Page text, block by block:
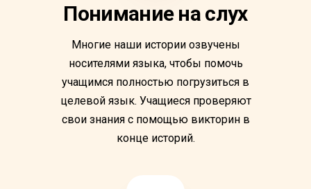
Понимание на слух
Многие наши истории озвучены
носителями языка, чтобы помочь
учащимся полностью погрузиться в
целевой язык. Учащиеся проверяют
свои знания с помощью викторин в
конце историй.